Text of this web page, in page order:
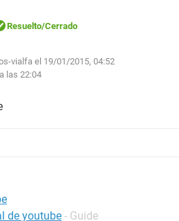
Resuelto/Cerrado
vialfa el 19/01/2015, 04:52
las 22:04
de youtube - Guide